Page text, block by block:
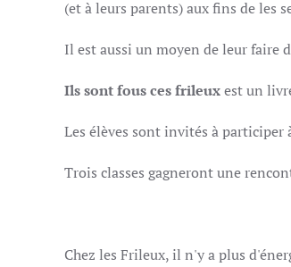
(et à leurs parents) aux fins de les
Il est aussi un moyen de leur faire
Ils sont fous ces frileuxest un
Les élèves sont invités à
Trois classes gagneront une
Chez les Frileux, il n'y a plus